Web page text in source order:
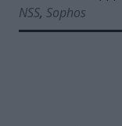
NSS, Sophos